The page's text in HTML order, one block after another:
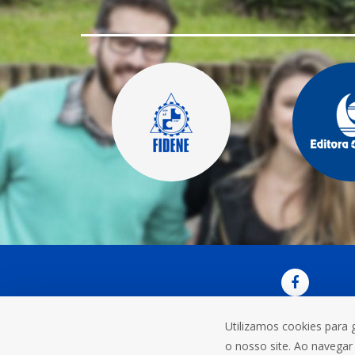
Utilizamos cookies para
o nosso site. Ao